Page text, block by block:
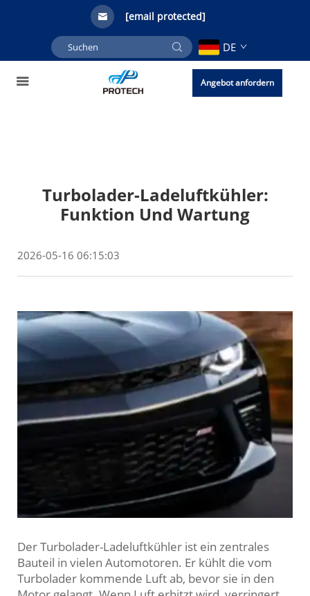
[email protected]
DE
Angebot anfordern
Turbolader-Ladeluftkühler:
Funktion Und Wartung
2026-05-16 06:15:03
Der Turbolader-Ladeluftkühler ist ein zentrales
Bauteil in vielen Automotoren. Er kühlt die vom
Turbolader kommende Luft ab, bevor sie in den